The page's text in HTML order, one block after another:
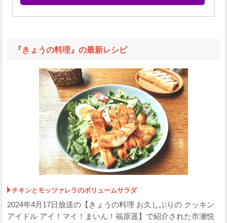
『きょうの料理』の最新レシピ
チキンとモッツァレラのボリュームサラダ
2024年4月17日放送の【きょうの料理 お久しぶりの クッキン
アイドル アイ！マイ！まいん！福原遥】で紹介された市瀬悦